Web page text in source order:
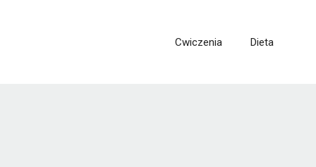
Cwiczenia Dieta